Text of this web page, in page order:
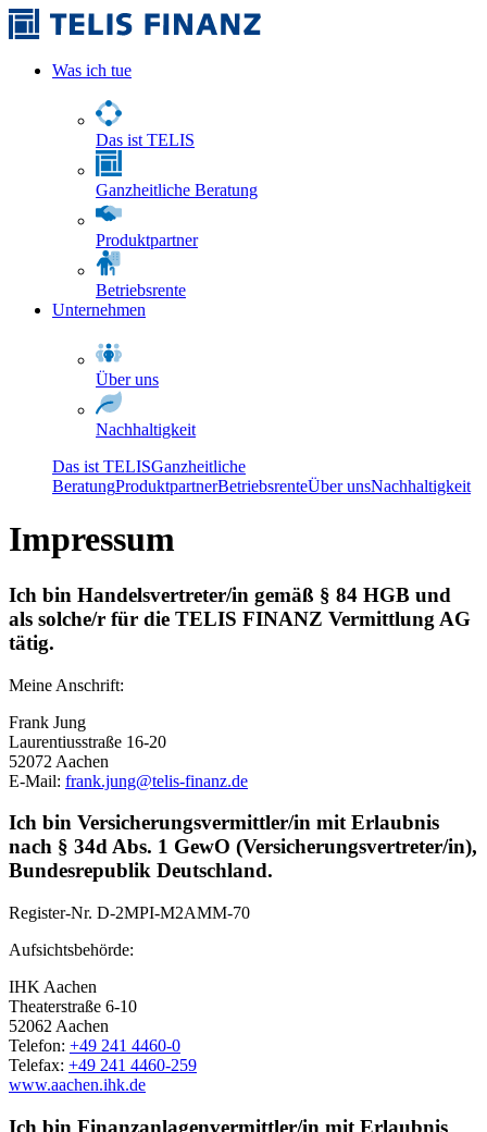
Was ich tue
Das ist TELIS
Ganzheitliche Beratung
Produktpartner
Betriebsrente
Unternehmen
Über uns
Nachhaltigkeit
Das ist TELISGanzheitliche
BeratungProduktpartnerBetriebsrenteÜber unsNachhaltigkeit
Impressum
Ich bin Handelsvertreter/in gemäß § 84 HGB und
als solche/r für die TELIS FINANZ Vermittlung AG
tätig.
Meine Anschrift:
Frank Jung
Laurentiusstraße 16-20
52072 Aachen
E-Mail: frank.jung@telis-finanz.de
Ich bin Versicherungsvermittler/in mit Erlaubnis
nach § 34d Abs. 1 GewO (Versicherungsvertreter/in),
Bundesrepublik Deutschland.
Register-Nr. D-2MPI-M2AMM-70
Aufsichtsbehörde:
IHK Aachen
Theaterstraße 6-10
52062 Aachen
Telefon: +49 241 4460-0
Telefax: +49 241 4460-259
www.aachen.ihk.de
Ich bin Finanzanlagenvermittler/in mit Erlaubnis